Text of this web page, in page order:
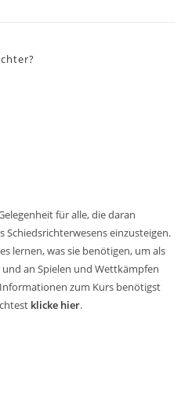
für alle, die daran
Schiedsrichterwesens einzusteigen.
lernen, was sie benötigen, um als
an Spielen und Wettkämpfen
zum Kurs benötigst
klicke hier.